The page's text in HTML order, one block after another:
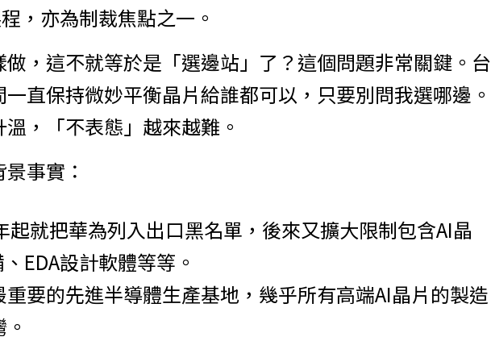
，亦為制裁焦點之一。
，這不就等於是「選邊站」了？這個問題非常關鍵。台
直保持微妙平衡晶片給誰都可以，只要別問我選哪邊。
，「不表態」越來越難。
事實：
起就把華為列入出口黑名單，後來又擴大限制包含AI晶
EDA設計軟體等等。
重要的先進半導體生產基地，幾乎所有高端AI晶片的製造